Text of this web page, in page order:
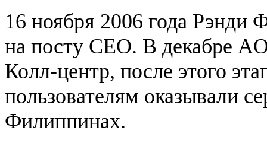
16 ноября 2006 года Рэнди
на посту CEO. В декабре
Колл-центр, после этого
пользователям оказывали
Филиппинах.